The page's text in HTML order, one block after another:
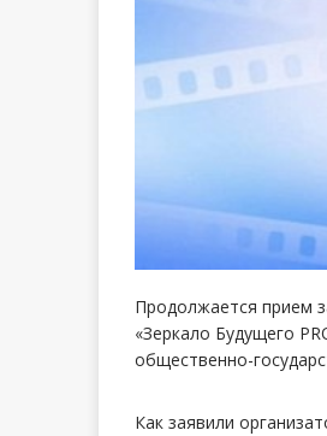
Продолжается прием
«Зеркало Будущего
общественно-
Как заявили